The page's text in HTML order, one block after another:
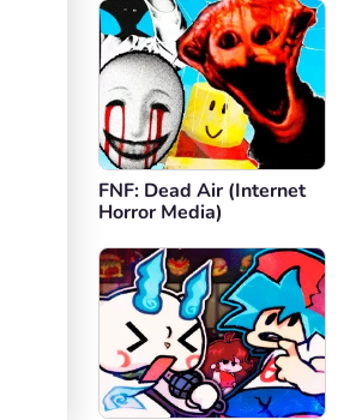
FNF: Dead Air (Internet
Horror Media)